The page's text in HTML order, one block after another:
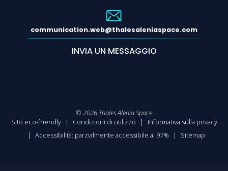
communication.web@thalesaleniaspace.com
INVIA UN MESSAGGIO
© 2026 Thales Alenia Space
Sito eco-friendly
Condizioni di utilizzo
Informativa sulla privacy
Accessibilità: parzialmente accessibile al 97%
Sitemap